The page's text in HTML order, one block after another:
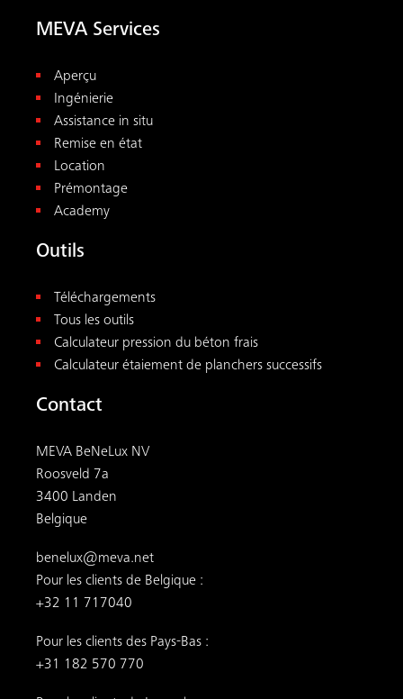
MEVA Services
Aperçu
Ingénierie
Assistance in situ
Remise en état
Location
Prémontage
Academy
Outils
Téléchargements
Tous les outils
Calculateur pression du béton frais
Calculateur étaiement de planchers successifs
Contact
MEVA BeNeLux NV
Roosveld 7a
3400 Landen
Belgique
benelux@meva.net
Pour les clients de Belgique :
+32 11 717040
Pour les clients des Pays-Bas :
+31 182 570 770